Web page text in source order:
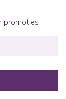
promoties